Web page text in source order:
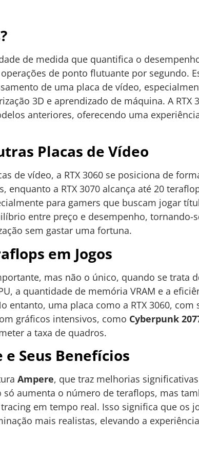
de medida que quantifica o
de ponto flutuante por segundo.
de uma placa de vídeo,
3D e aprendizado de máquina. A RTX
anteriores, oferecendo uma
Placas de Vídeo
de vídeo, a RTX 3060 se posiciona de
enquanto a RTX 3070 alcança até 20
para gamers que buscam jogar
entre preço e desempenho, tornando-
sem gastar uma fortuna.
em Jogos
mas não o único, quando se trata
a quantidade de memória VRAM e a
entanto, uma placa como a RTX 3060,
gráficos intensivos, como Cyberpunk
a taxa de quadros.
Seus Benefícios
Ampere, que traz melhorias
aumenta o número de teraflops, mas
em tempo real. Isso significa que os
mais realistas, elevando a